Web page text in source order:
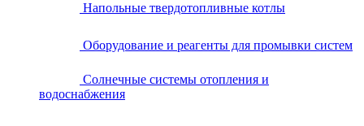
Напольные твердотопливные котлы
Оборудование и реагенты для промывки систем
Солнечные системы отопления и
водоснабжения